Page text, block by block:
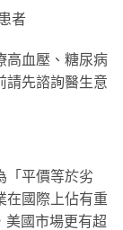
者
高血壓、糖尿病
請先諮詢醫生意
「平價等於劣
在國際上佔有重
美國市場更有超